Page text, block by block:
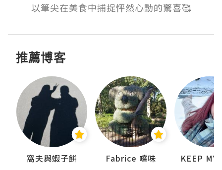
以筆尖在美食中捕捉怦然心動的驚喜🥰
推薦博客
窩夫與蝦子餅 Fabrice 嚐味